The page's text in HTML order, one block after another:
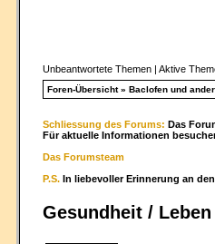
Unbeantwortete Themen | Aktive
Foren-Übersicht» Baclofen und
Schliessung des Forums: Das
Für aktuelle Informationen
Das Forumsteam
P.S. In liebevoller Erinnerung an
Gesundheit /